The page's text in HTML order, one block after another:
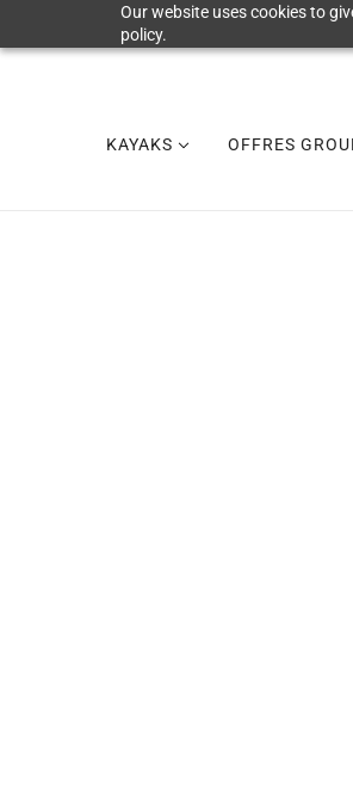
Our website uses cookies to
policy.
KAYAKS OFFRES